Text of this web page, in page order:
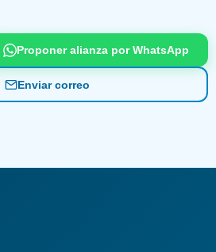
Proponer alianza por WhatsApp
Enviar correo